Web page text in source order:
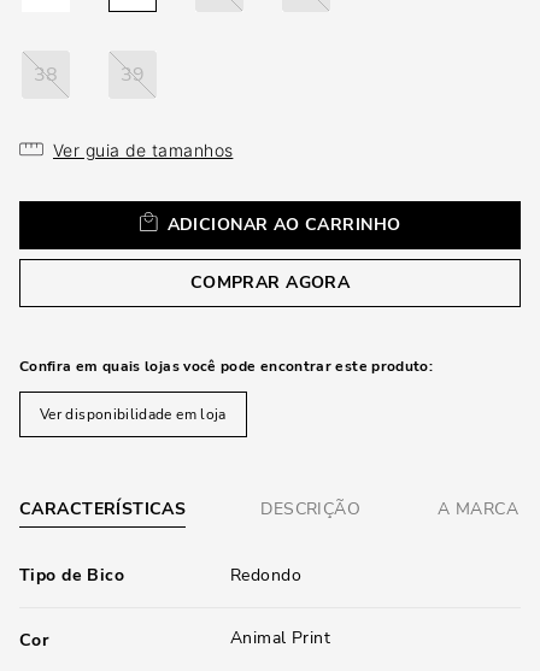
38 39
Ver guia de tamanhos
ADICIONAR AO CARRINHO
COMPRAR AGORA
Confira em quais lojas você pode encontrar este produto:
Ver disponibilidade em loja
CARACTERÍSTICAS DESCRIÇÃO A MARCA
Tipo de Bico Redondo
Cor Animal Print